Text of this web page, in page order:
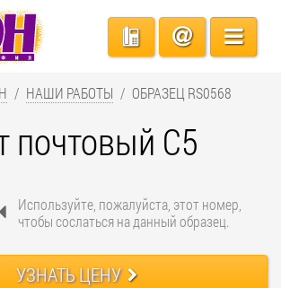
НАШИ РАБОТЫ ОБРАЗЕЦ RS0568
почтовый С5
Используйте, пожалуйста, этот номер,
чтобы сослаться на данный образец.
УЗНАТЬ ЦЕНУ